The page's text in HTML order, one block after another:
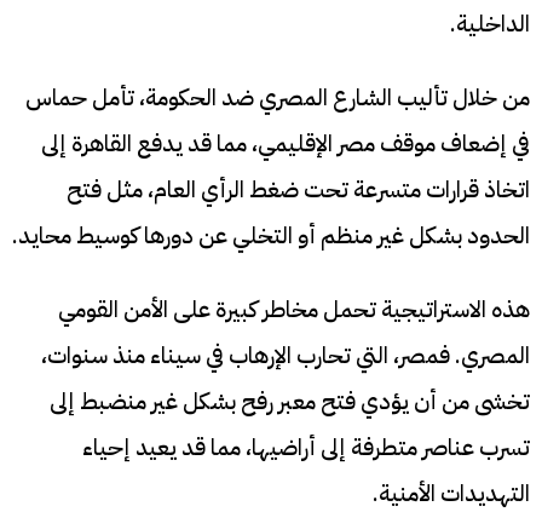
الداخلية.
من خلال تأليب الشارع المصري ضد الحكومة، تأمل حماس
في إضعاف موقف مصر الإقليمي، مما قد يدفع القاهرة إلى
اتخاذ قرارات متسرعة تحت ضغط الرأي العام، مثل فتح
الحدود بشكل غير منظم أو التخلي عن دورها كوسيط محايد.
هذه الاستراتيجية تحمل مخاطر كبيرة على الأمن القومي
المصري. فمصر، التي تحارب الإرهاب في سيناء منذ سنوات،
تخشى من أن يؤدي فتح معبر رفح بشكل غير منضبط إلى
تسرب عناصر متطرفة إلى أراضيها، مما قد يعيد إحياء
التهديدات الأمنية.